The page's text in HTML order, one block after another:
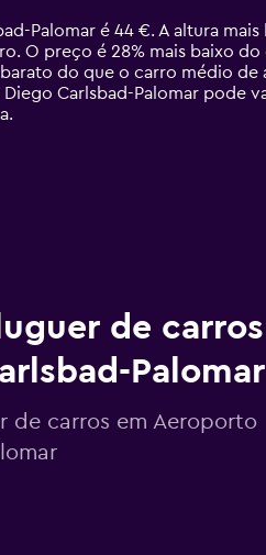
Palomar é 44 €. A altura mais
O preço é 28% mais baixo do
do que o carro médio de
Carlsbad-Palomar pode
de carros
Palomar
de carros em Aeroporto